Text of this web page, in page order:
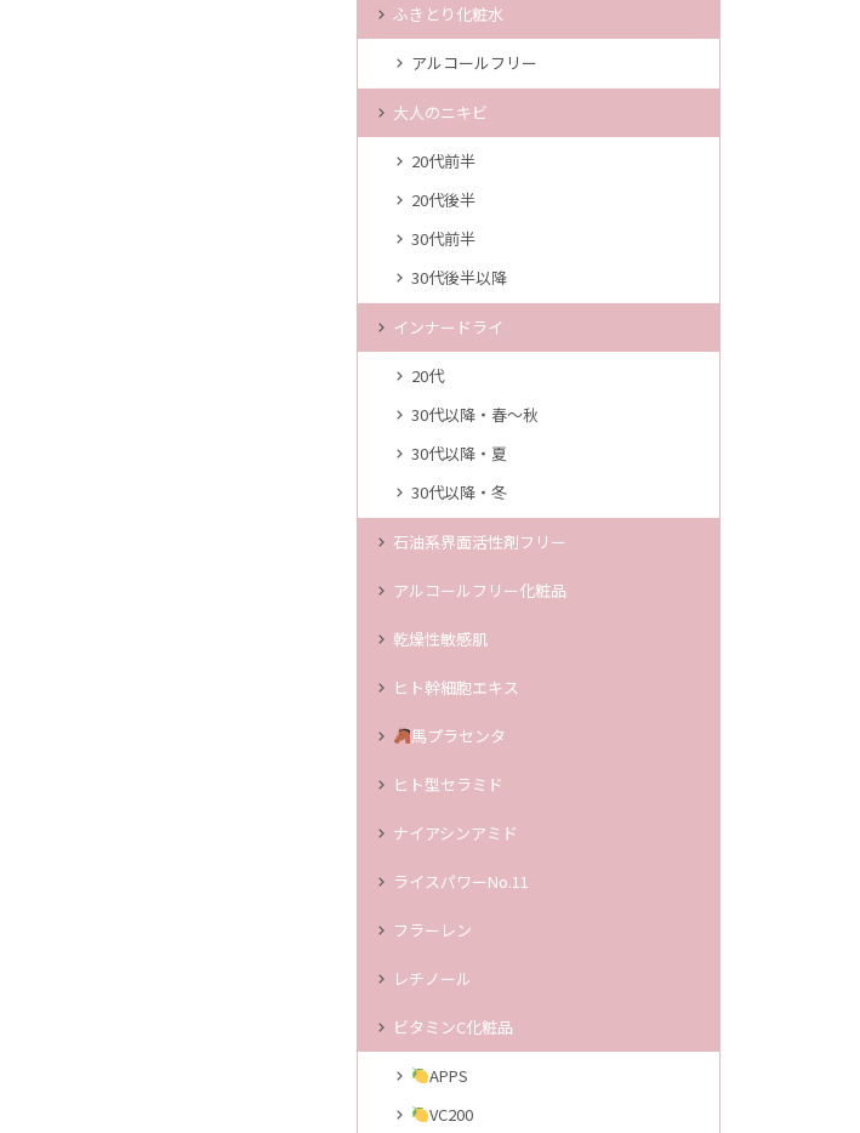
ふきとり化粧水
アルコールフリー
大人のニキビ
20代前半
20代後半
30代前半
30代後半以降
インナードライ
20代
30代以降・春～秋
30代以降・夏
30代以降・冬
石油系界面活性剤フリー
アルコールフリー化粧品
乾燥性敏感肌
ヒト幹細胞エキス
馬プラセンタ
ヒト型セラミド
ナイアシンアミド
ライスパワーNo.11
フラーレン
レチノール
ビタミンC化粧品
APPS
VC200